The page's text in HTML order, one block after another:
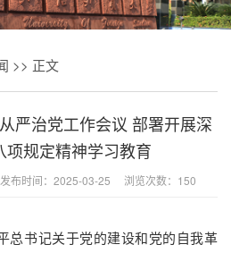
>> 正文
严治党工作会议 部署开展深
项规定精神学习教育
时间：2025-03-25 浏览次数： 150
总书记关于党的建设和党的自我革